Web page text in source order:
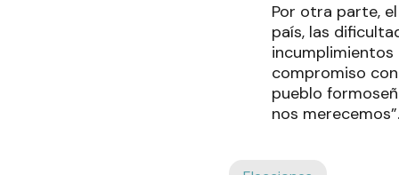
Por otra parte,
país, las
incumplimientos
compromiso
pueblo
nos merecemos”.